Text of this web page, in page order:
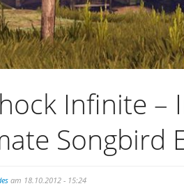
Infinite –
Songbird
am 18.10.2012 - 15:24